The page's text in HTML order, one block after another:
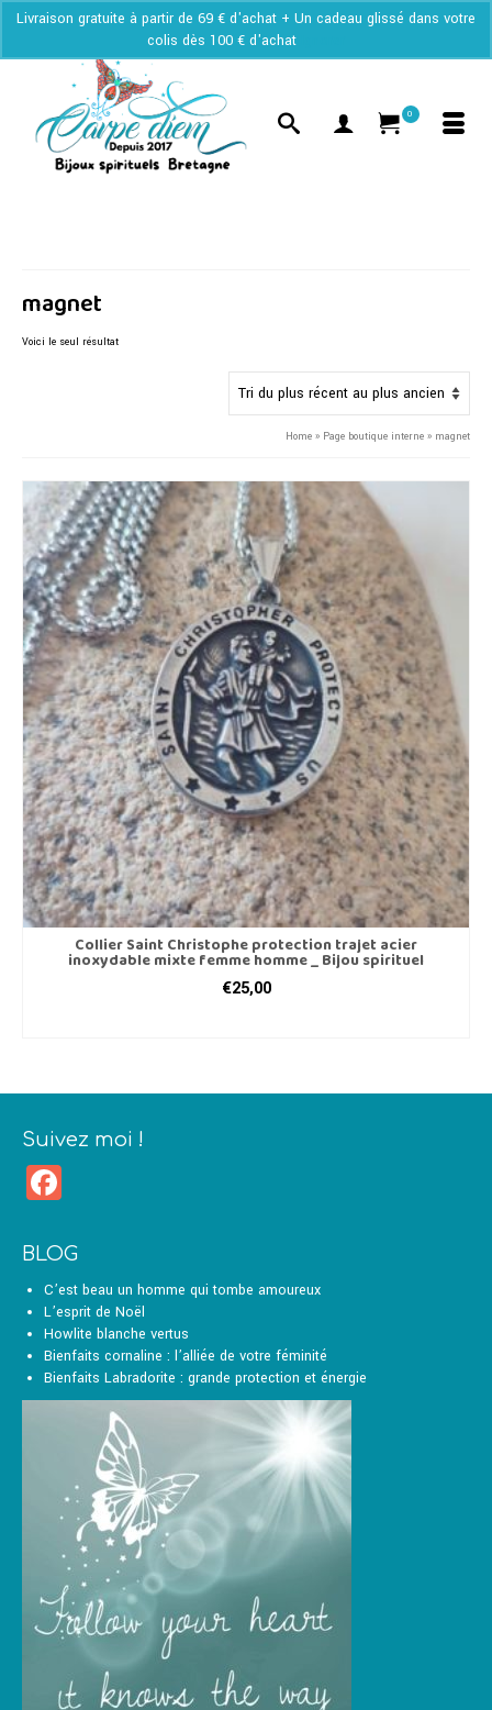
Livraison gratuite à partir de 69 € d'achat + Un cadeau glissé dans votre
colis dès 100 € d'achat
0
magnet
Voici le seul résultat
Home » Page boutique interne » magnet
Collier Saint Christophe protection trajet acier
inoxydable mixte femme homme _ Bijou spirituel
€25,00
Suivez moi !
BLOG
C’est beau un homme qui tombe amoureux
L’esprit de Noël
Howlite blanche vertus
Bienfaits cornaline : l’alliée de votre féminité
Bienfaits Labradorite : grande protection et énergie